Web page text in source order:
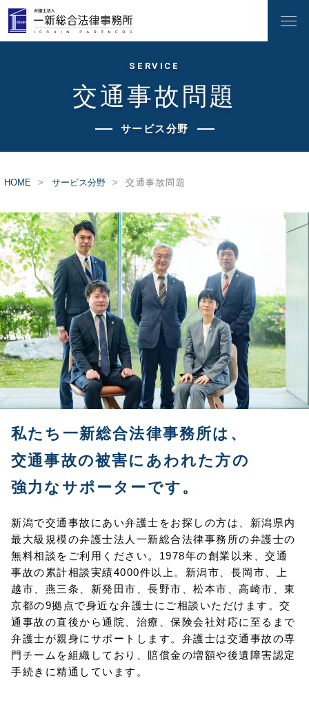
SERVICE
交通事故問題
サービス分野
HOME サービス分野 交通事故問題
私たち一新総合法律事務所は、
交通事故の被害にあわれた方の
強力なサポーターです。
新潟で交通事故にあい弁護士をお探しの方は、新潟県内
最大級規模の弁護士法人一新総合法律事務所の弁護士の
無料相談をご利用ください。1978年の創業以来、交通
事故の累計相談実績4000件以上。新潟市、長岡市、上
越市、燕三条、新発田市、長野市、松本市、高崎市、東
京都の9拠点で身近な弁護士にご相談いただけます。交
通事故の直後から通院、治療、保険会社対応に至るまで
弁護士が親身にサポートします。弁護士は交通事故の専
門チームを組織しており、賠償金の増額や後遺障害認定
手続きに精通しています。